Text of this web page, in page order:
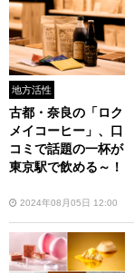
地方活性
古都・奈良の「ロク
メイコーヒー」、口
コミで話題の一杯が
東京駅で飲める～！
2024年08月05日 12:00